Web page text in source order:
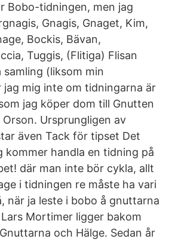
Bobo-tidningen, men jag
Gnagis, Gnaget, Kim,
Bockis, Bävan,
Tuggis, (Flitiga) Flisan
(liksom min
mig inte om tidningarna är
jag köper dom till Gnutten
Ursprungligen av
även Tack för tipset Det
kommer handla en tidning på
där man inte bör cykla, allt
i tidningen re måste ha vari
när ja leste i bobo å gnuttarna
Mortimer ligger bakom
och Hälge. Sedan år